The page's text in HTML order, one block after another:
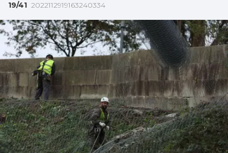
19/41 2022112919163240334